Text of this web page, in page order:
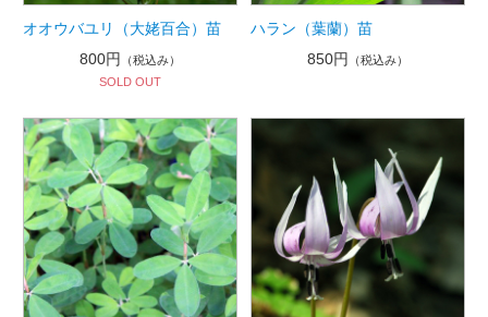
オオウバユリ（大姥百合）苗
800円
（税込み）
SOLD OUT
ハラン（葉蘭）苗
850円
（税込み）